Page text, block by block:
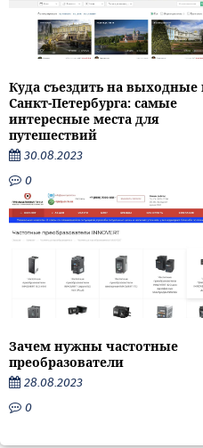
Куда съездить на выходные
Санкт-Петербурга: самые
интересные места для
путешествий
30.08.2023
0
Зачем нужны частотные
преобразователи
28.08.2023
0